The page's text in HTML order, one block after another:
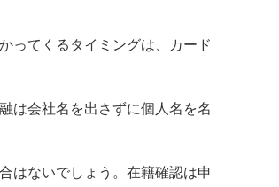
ってくるタイミングは、カード
は会社名を出さずに個人名を名
はないでしょう。在籍確認は申